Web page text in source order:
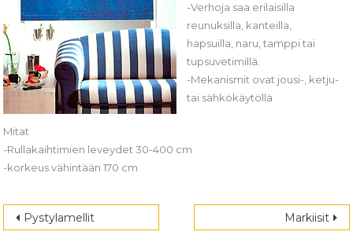
-Verhoja saa erilaisilla
reunuksilla, kanteilla,
hapsuilla, naru, tamppi tai
tupsuvetimillä.
-Mekanismit ovat jousi-, ketju-
tai sähkökäytöllä
Mitat
-Rullakaihtimien leveydet 30-400 cm
-korkeus vähintään 170 cm
Artikkelien selaus
Pystylamellit Markiisit